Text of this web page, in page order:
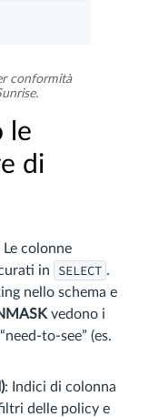
conformità
le
di
Le colonne
in
SELECT .
nello schema e
vedono i
to-see” (es.
: Indici di colonna
delle policy e